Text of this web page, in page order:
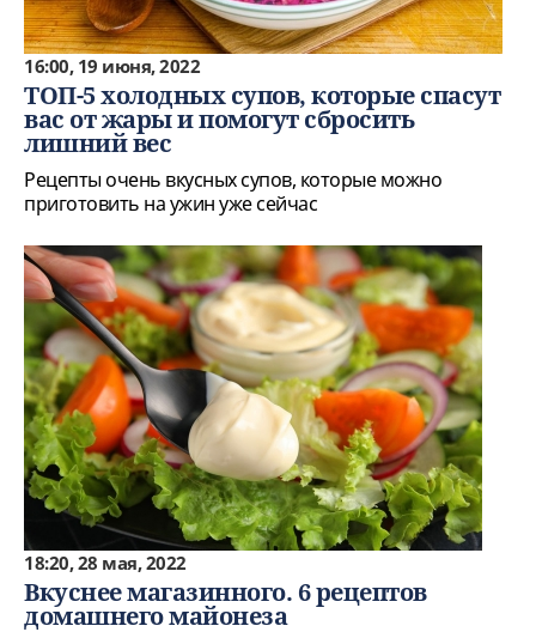
16:00, 19 июня, 2022
ТОП-5 холодных супов, которые спасут
вас от жары и помогут сбросить
лишний вес
Рецепты очень вкусных супов, которые можно
приготовить на ужин уже сейчас
18:20, 28 мая, 2022
Вкуснее магазинного. 6 рецептов
домашнего майонеза